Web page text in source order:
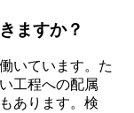
ますか？
いています。た
工程への配属
あります。検